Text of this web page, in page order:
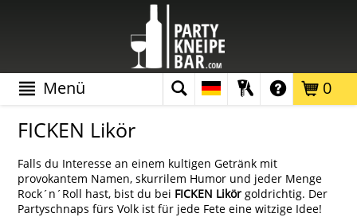
0
Menü
FICKEN Likör
Falls du Interesse an einem kultigen Getränk mit
provokantem Namen, skurrilem Humor und jeder Menge
Rock´n´Roll hast, bist du bei FICKEN Likör goldrichtig. Der
Partyschnaps fürs Volk ist für jede Fete eine witzige Idee!